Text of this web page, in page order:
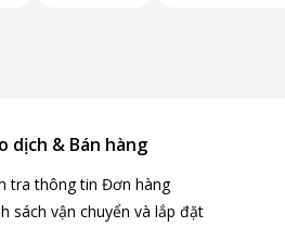
xoay dọc lên đến 149°, giúp quan
giảm thiểu các điểm mù quan sát và
dịch & Bán hàng
tra thông tin Đơn hàng
sách vận chuyển và lắp đặt